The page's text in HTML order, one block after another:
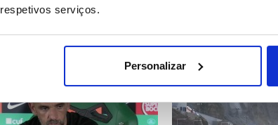
serviços.
Personalizar